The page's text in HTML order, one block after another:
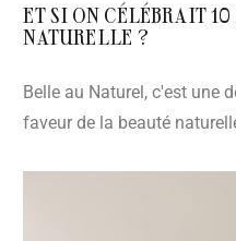
ET SI ON CÉLÉBRAIT
NATURELLE ?
Belle au Naturel, c'est une
faveur de la beauté